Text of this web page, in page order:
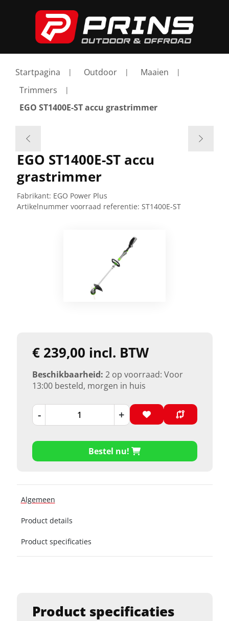
Startpagina Outdoor
Maaien
Trimmers
EGO ST1400E-ST accu grastrimmer
Product specificaties
EGO ST1400E-ST accu
grastrimmer
Fabrikant: EGO Power Plus
Artikelnummer voorraad referentie: ST1400E-ST
€ 239,00 incl. BTW
Beschikbaarheid: 2 op voorraad: Voor
13:00 besteld, morgen in huis
- +
Bestel nu!
Algemeen
Product details
Product specificaties